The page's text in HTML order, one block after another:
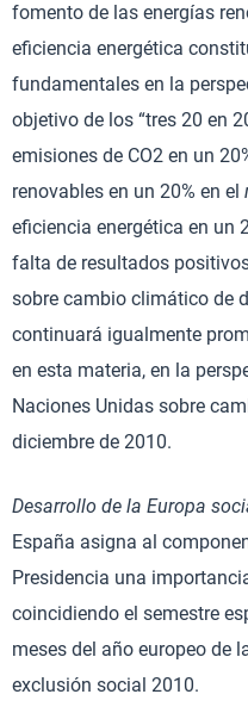
fomento de las energías
eficiencia energética
fundamentales en la
objetivo de los “tres 20 en
emisiones de CO2 en un
renovables en un 20% en el
eficiencia energética en un
falta de resultados
sobre cambio climático de
continuará igualmente
en esta materia, en la
Naciones Unidas sobre
diciembre de 2010.
Desarrollo de la Europa
España asigna al
Presidencia una
coincidiendo el semestre
meses del año europeo de
exclusión social 2010.